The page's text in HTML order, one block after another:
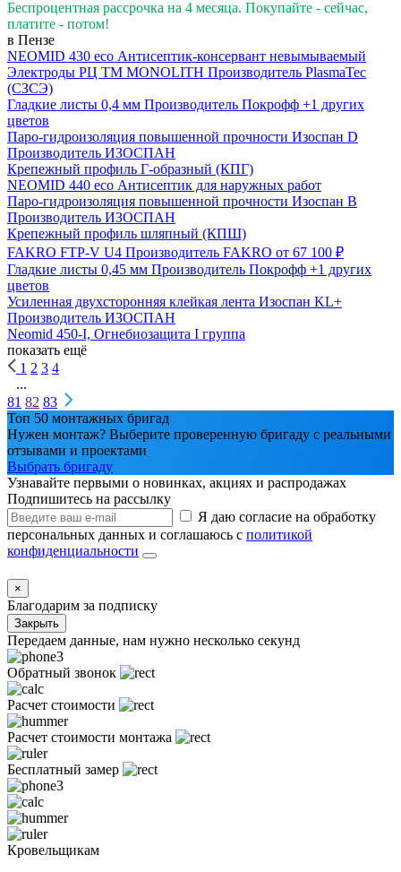
Беспроцентная рассрочка на 4 месяца. Покупайте - сейчас,
платите - потом!
в Пензе
NEOMID 430 eco Антисептик-консервант невымываемый
Электроды РЦ ТМ MONOLITH Производитель PlasmaTec
(СЗСЭ)
Гладкие листы 0,4 мм Производитель Покрофф +1 других
цветов
Паро-гидроизоляция повышенной прочности Изоспан D
Производитель ИЗОСПАН
Крепежный профиль Г-образный (КПГ)
NEOMID 440 eco Антисептик для наружных работ
Паро-гидроизоляция повышенной прочности Изоспан B
Производитель ИЗОСПАН
Крепежный профиль шляпный (КПШ)
FAKRO FTP-V U4 Производитель FAKRO от 67 100 ₽
Гладкие листы 0,45 мм Производитель Покрофф +1 других
цветов
Усиленная двухсторонняя клейкая лента Изоспан KL+
Производитель ИЗОСПАН
Neomid 450-I, Огнебиозащита I группа
показать ещё
1 2 3 4
...
81 82 83
Топ 50 монтажных бригад
Нужен монтаж? Выберите проверенную бригаду с реальными
отзывами и проектами
Выбрать бригаду
Узнавайте первыми о новинках, акциях и распродажах
Подпишитесь на рассылку
Я даю согласие на обработку
персональных данных и соглашаюсь с политикой
конфиденциальности
×
Благодарим за подписку
Закрыть
Передаем данные, нам нужно несколько секунд
Обратный звонок
Расчет стоимости
Расчет стоимости монтажа
Бесплатный замер
Кровельщикам